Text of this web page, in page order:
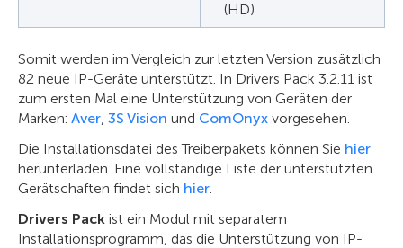
(HD)
Somit werden im Vergleich zur letzten Version zusätzlich
82 neue IP-Geräte unterstützt. In Drivers Pack 3.2.11 ist
zum ersten Mal eine Unterstützung von Geräten der
Marken: Aver, 3S Vision und ComOnyx vorgesehen.
Die Installationsdatei des Treiberpakets können Sie hier
herunterladen. Eine vollständige Liste der unterstützten
Gerätschaften findet sich hier.
Drivers Pack ist ein Modul mit separatem
Installationsprogramm, das die Unterstützung von IP-